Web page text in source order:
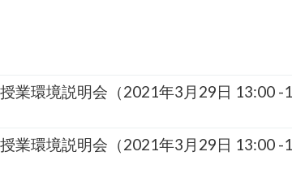
業環境説明会（2021年3月29日 13:00 -
業環境説明会（2021年3月29日 13:00 -